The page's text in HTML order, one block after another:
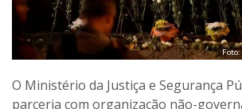
O Ministério da Justiça e Segurança
parceria com organização não-